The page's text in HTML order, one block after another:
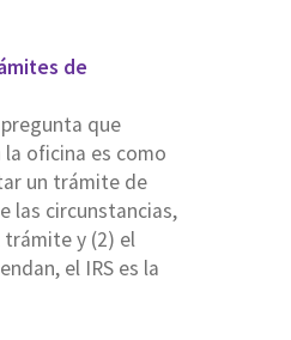
de
que
oficina es como
un trámite de
las circunstancias,
y (2) el
el IRS es la